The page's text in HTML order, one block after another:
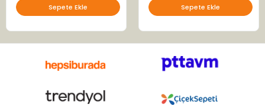
Sepete Ekle Sepete Ekle